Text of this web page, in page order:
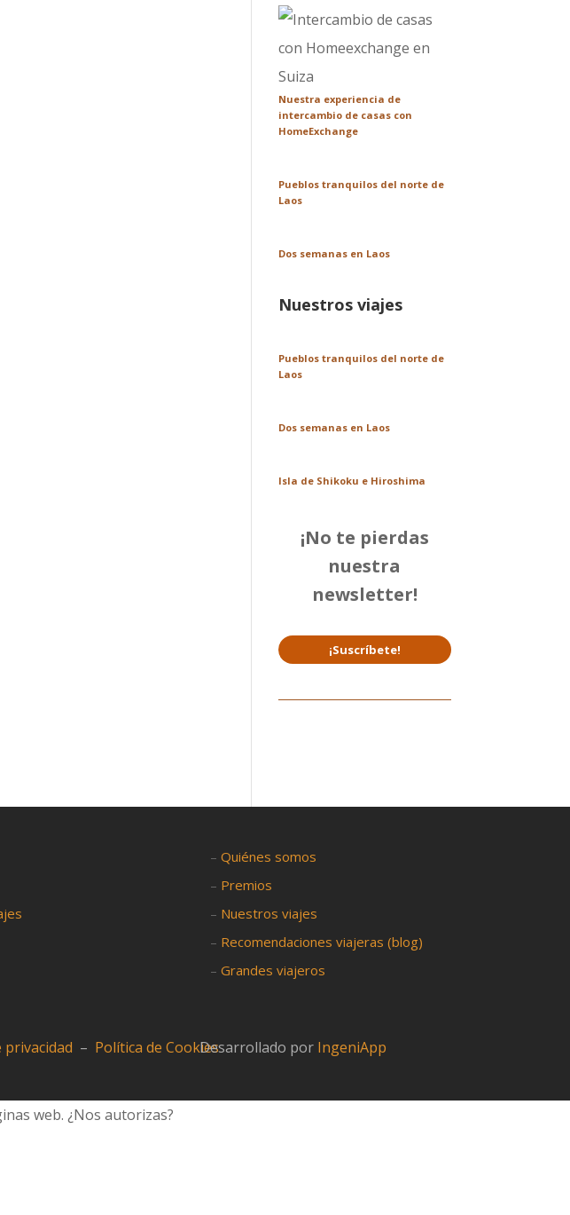
Nuestra experiencia de
intercambio de casas con
HomeExchange
Pueblos tranquilos del norte de
Laos
Dos semanas en Laos
Nuestros viajes
Pueblos tranquilos del norte de
Laos
Dos semanas en Laos
Isla de Shikoku e Hiroshima
¡No te pierdas
nuestra
newsletter!
¡Suscríbete!
–Quiénes somos
– Premios
– Nuestros viajes
– Recomendaciones viajeras (blog)
–Grandes viajeros
privacidad – Política de CookiesDesarrollado por IngeniApp
web. ¿Nos autorizas?